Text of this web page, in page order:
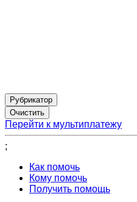
Рубрикатор
Перейти к мультиплатежу
;
Как помочь
Кому помочь
Получить помощь